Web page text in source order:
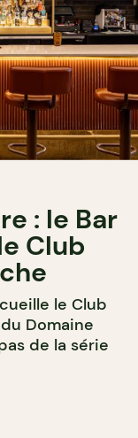
: le Bar
Club
le Club
Domaine
de la série